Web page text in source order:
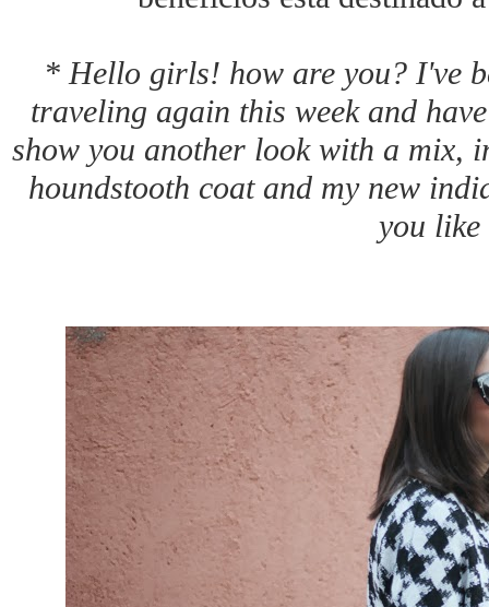
* Hello girls! how are you? I've
traveling again this week and
show you another look with a mix,
houndstooth coat and my new
you